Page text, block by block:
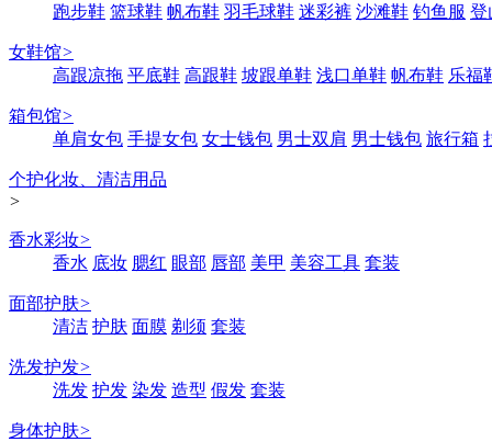
跑步鞋 篮球鞋 帆布鞋 羽毛球鞋 迷彩裤 沙滩鞋 钓鱼服 登
女鞋馆>
高跟凉拖 平底鞋 高跟鞋 坡跟单鞋 浅口单鞋 帆布鞋 乐福
箱包馆>
单肩女包 手提女包 女士钱包 男士双肩 男士钱包 旅行箱
个护化妆、清洁用品
>
香水彩妆>
香水 底妆 腮红 眼部 唇部 美甲 美容工具 套装
面部护肤>
清洁 护肤 面膜 剃须 套装
洗发护发>
洗发 护发 染发 造型 假发 套装
身体护肤>